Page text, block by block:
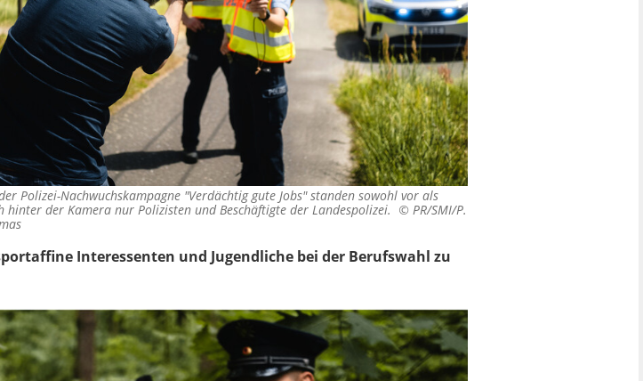
Polizei-Nachwuchskampagne "Verdächtig gute Jobs" standen sowohl vor als
hinter der Kamera nur Polizisten und Beschäftigte der Landespolizei. © PR/SMI/P.
Interessenten und Jugendliche bei der Berufswahl zu